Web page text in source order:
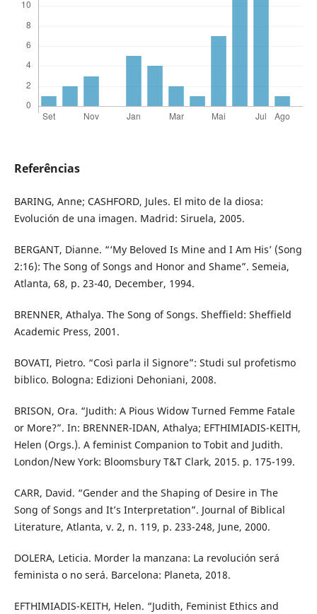
Referências
BARING, Anne; CASHFORD, Jules. El mito de la diosa:
Evolución de una imagen. Madrid: Siruela, 2005.
BERGANT, Dianne. “‘My Beloved Is Mine and I Am His’ (Song
2:16): The Song of Songs and Honor and Shame”. Semeia,
Atlanta, 68, p. 23-40, December, 1994.
BRENNER, Athalya. The Song of Songs. Sheffield: Sheffield
Academic Press, 2001.
BOVATI, Pietro. “Così parla il Signore”: Studi sul profetismo
biblico. Bologna: Edizioni Dehoniani, 2008.
BRISON, Ora. “Judith: A Pious Widow Turned Femme Fatale
or More?”. In: BRENNER-IDAN, Athalya; EFTHIMIADIS-KEITH,
Helen (Orgs.). A feminist Companion to Tobit and Judith.
London/New York: Bloomsbury T&T Clark, 2015. p. 175-199.
CARR, David. “Gender and the Shaping of Desire in The
Song of Songs and It’s Interpretation”. Journal of Biblical
Literature, Atlanta, v. 2, n. 119, p. 233-248, June, 2000.
DOLERA, Leticia. Morder la manzana: La revolución será
feminista o no será. Barcelona: Planeta, 2018.
EFTHIMIADIS-KEITH, Helen. “Judith, Feminist Ethics and